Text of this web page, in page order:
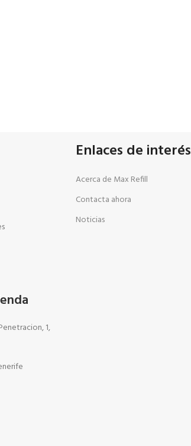
1,
Enlaces de interés
Acerca de Max Refill
Contacta ahora
Noticias